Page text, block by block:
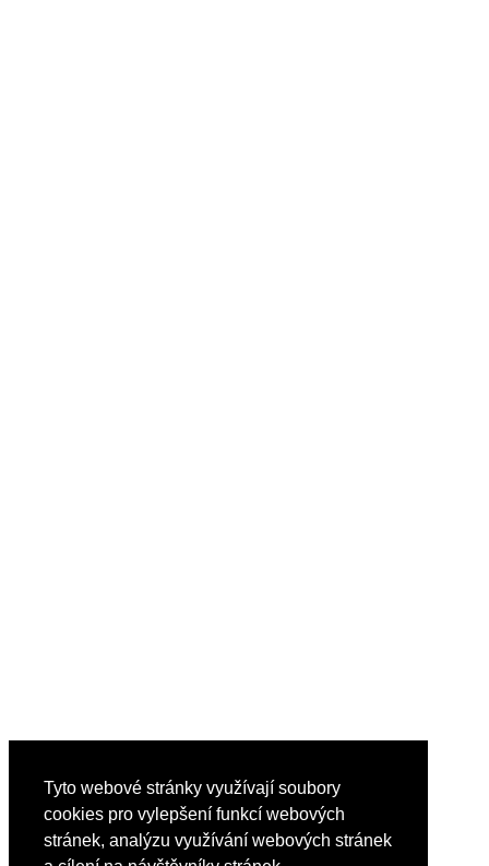
Tyto webové stránky využívají soubory
cookies pro vylepšení funkcí webových
stránek, analýzu využívání webových stránek